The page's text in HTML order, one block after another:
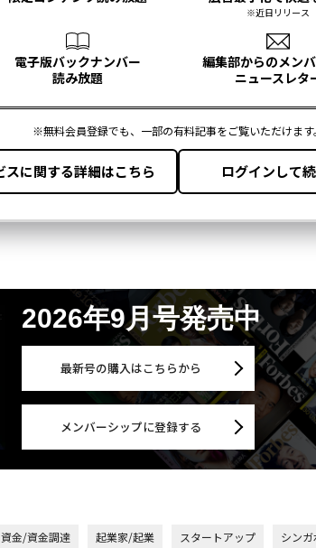
2026年9月号発売中
最新号の購入はこちらから
メンバーシップに登録する
資金/資金調達 起業家/起業 スタートアップ シン